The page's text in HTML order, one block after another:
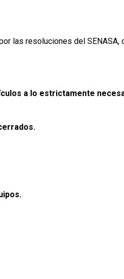
las resoluciones del
a lo estrictamente